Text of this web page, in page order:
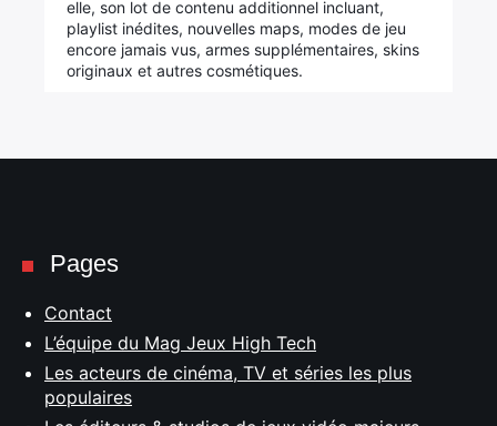
elle, son lot de contenu additionnel incluant,
playlist inédites, nouvelles maps, modes de jeu
encore jamais vus, armes supplémentaires, skins
originaux et autres cosmétiques.
Pages
Contact
L’équipe du Mag Jeux High Tech
Les acteurs de cinéma, TV et séries les plus
populaires